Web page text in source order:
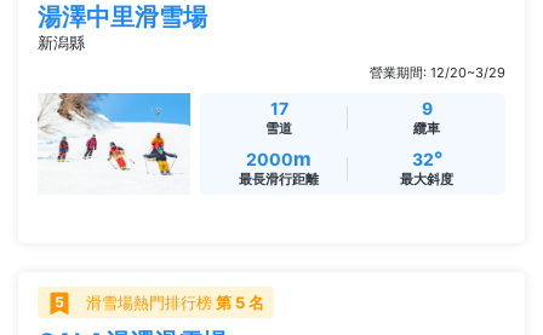
湯澤中里滑雪場
新潟縣
營業期間: 12/20~3/29
17
雪道
9
纜車
2000m
最長滑行距離
32°
最大斜度
滑雪場熱門排行榜第 5 名